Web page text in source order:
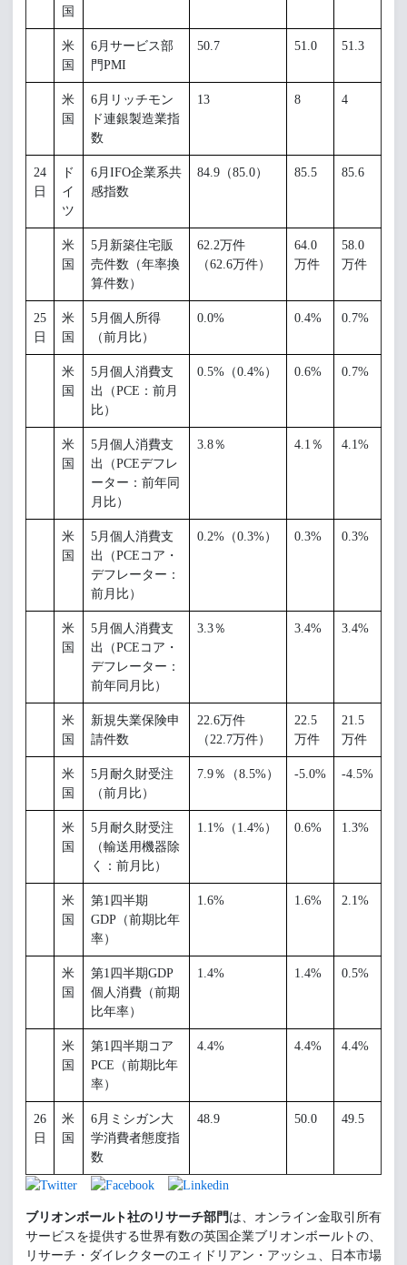
国
米
国
6月サービス部
門PMI
50.7 51.0 51.3
米
国
6月リッチモン
ド連銀製造業指
数
13 8 4
24
日
ド
イ
ツ
6月IFO企業系共
感指数
84.9（85.0） 85.5 85.6
米
国
5月新築住宅販
売件数（年率換
算件数）
62.2万件
（62.6万件）
64.0
万件
58.0
万件
25
日
米
国
5月個人所得
（前月比）
0.0% 0.4% 0.7%
米
国
5月個人消費支
出（PCE：前月
比）
0.5%（0.4%） 0.6% 0.7%
米
国
5月個人消費支
出（PCEデフレ
ーター：前年同
月比）
3.8％ 4.1％ 4.1%
米
国
5月個人消費支
出（PCEコア・
デフレーター：
前月比）
0.2%（0.3%） 0.3% 0.3%
米
国
5月個人消費支
出（PCEコア・
デフレーター：
前年同月比）
3.3％ 3.4% 3.4%
米
国
新規失業保険申
請件数
22.6万件
（22.7万件）
22.5
万件
21.5
万件
米
国
5月耐久財受注
（前月比）
7.9％（8.5%） -5.0% -4.5%
米
国
5月耐久財受注
（輸送用機器除
く：前月比）
1.1%（1.4%） 0.6% 1.3%
米
国
第1四半期
GDP（前期比年
率）
1.6% 1.6% 2.1%
米
国
第1四半期GDP
個人消費（前期
比年率）
1.4% 1.4% 0.5%
米
国
第1四半期コア
PCE（前期比年
率）
4.4% 4.4% 4.4%
26
日
米
国
6月ミシガン大
学消費者態度指
数
48.9 50.0 49.5
ブリオンボールト社のリサーチ部門 は、オンライン金取引所有
サービスを提供する世界有数の英国企業ブリオンボールトの、
リサーチ・ダイレクターのエィドリアン・アッシュ、日本市場